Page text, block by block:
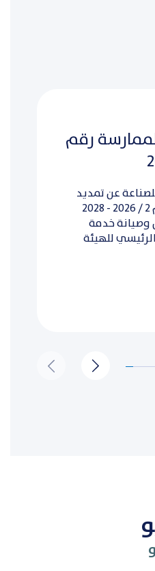
رقم
عن تمديد
اقفال الممارسة رقم 2 / 2026 - 2028
وصيانة خدمة
للهيئة